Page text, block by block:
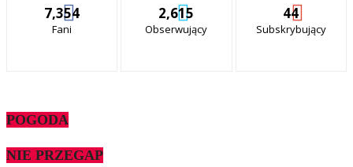
7,354
Fani
2,615
Obserwujący
44
Subskrybujący
POGODA
NIE PRZEGAP